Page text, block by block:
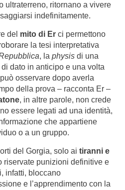
ultraterreno, ritornano a vivere
indefinitamente.
del mito di Er ci permettono
la tesi interpretativa
, la physis di una
dato in anticipo e una volta
osservare dopo averla
della prova – racconta Er –
, in altre parole, non crede
essere legati ad una identità,
che appartiene
o a un gruppo.
del Gorgia, solo ai tiranni e
riservate punizioni definitive e
infatti, bloccano
e l’apprendimento con la